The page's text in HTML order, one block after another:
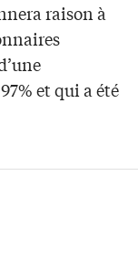
raison à
et qui a été